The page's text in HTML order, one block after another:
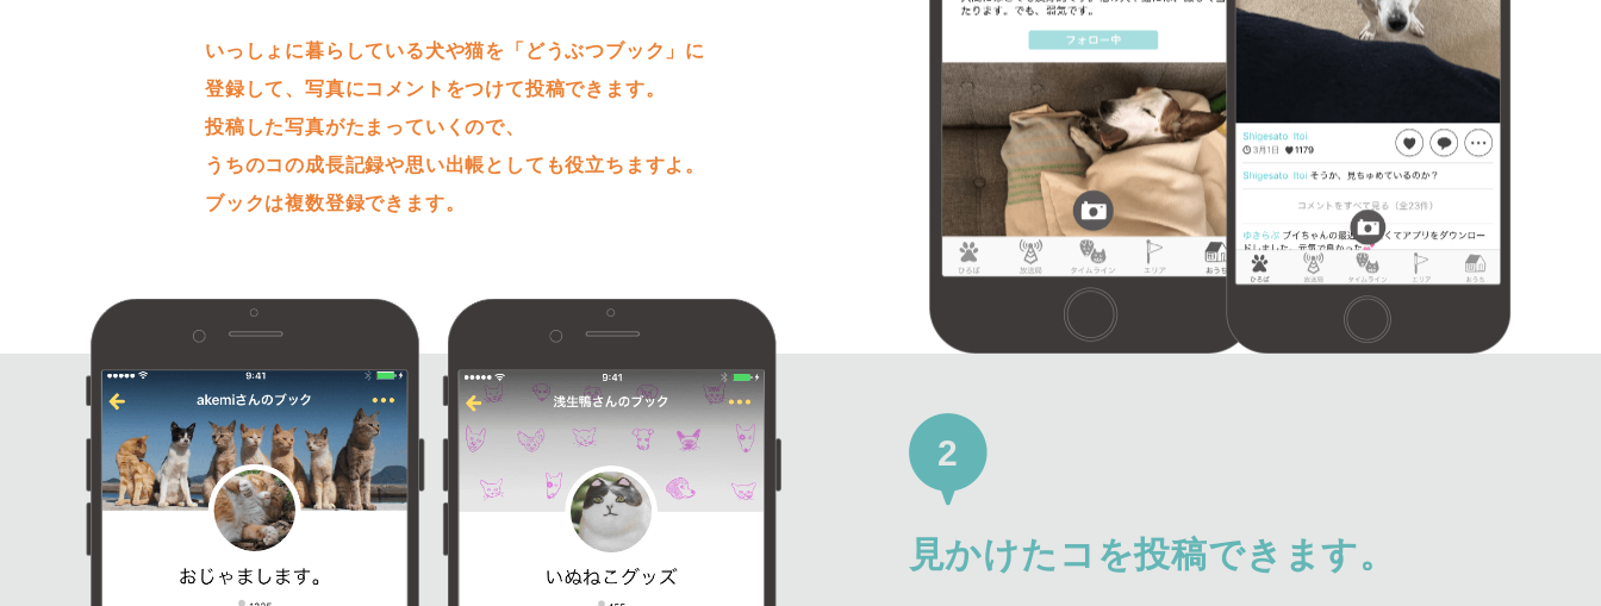
いっしょに暮らしている犬や猫を「どうぶつブック」に
登録して、写真にコメントをつけて投稿できます。
投稿した写真がたまっていくので、
うちのコの成長記録や思い出帳としても役立ちますよ。
ブックは複数登録できます。
2
見かけたコを投稿できます。